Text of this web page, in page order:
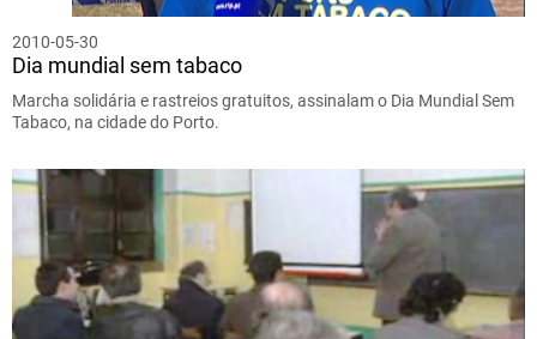
2010-05-30
Dia mundial sem tabaco
Marcha solidária e rastreios gratuitos, assinalam o Dia Mundial Sem
Tabaco, na cidade do Porto.